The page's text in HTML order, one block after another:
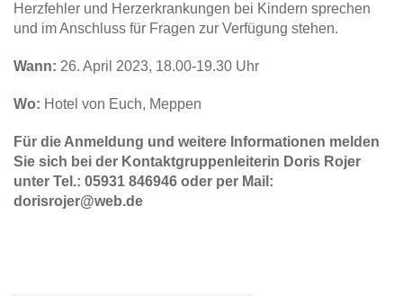
Herzfehler und Herzerkrankungen bei Kindern sprechen
und im Anschluss für Fragen zur Verfügung stehen.
Wann: 26. April 2023, 18.00-19.30 Uhr
Wo: Hotel von Euch, Meppen
Für die Anmeldung und weitere Informationen melden
Sie sich bei der Kontaktgruppenleiterin Doris Rojer
unter Tel.: 05931 846946 oder per Mail:
dorisrojer@web.de